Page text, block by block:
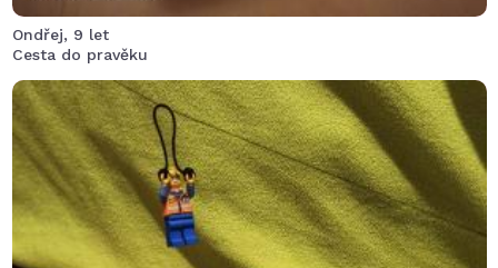
Ondřej, 9 let
Cesta do pravěku
Na Výbušné hoře průzkumníka všichni hledají, hlasitě
při tom na něj volají.
On z posledních sil zvolá jsem nad sopkou, vrtulníkem